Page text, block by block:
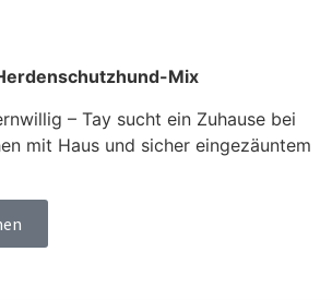
Mix
– Tay sucht ein Zuhause bei
mit Haus und sicher eingezäuntem